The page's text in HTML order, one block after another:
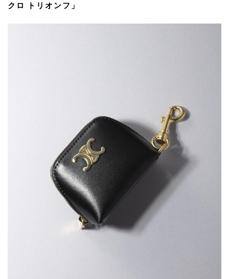
クロ トリオンフ」